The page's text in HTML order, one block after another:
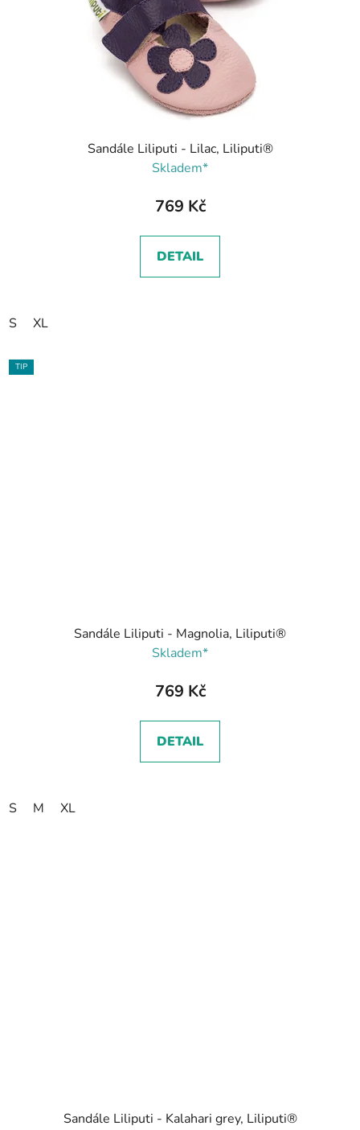
Sandále Liliputi - Lilac, Liliputi®
Skladem*
769 Kč
DETAIL
S XL
TIP
Sandále Liliputi - Magnolia, Liliputi®
Skladem*
769 Kč
DETAIL
S M XL
Sandále Liliputi - Kalahari grey, Liliputi®